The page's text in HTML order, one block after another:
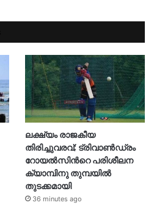
ലക്ഷ്യം രാജകീയ
തിരിച്ചുവരവ്; ട്രിവാൺഡ്രം
റോയൽസിന്‍റെ പരിശീലന
ക്യാമ്പിനു തുമ്പയില്‍
തുടക്കമായി
36 minutes ago